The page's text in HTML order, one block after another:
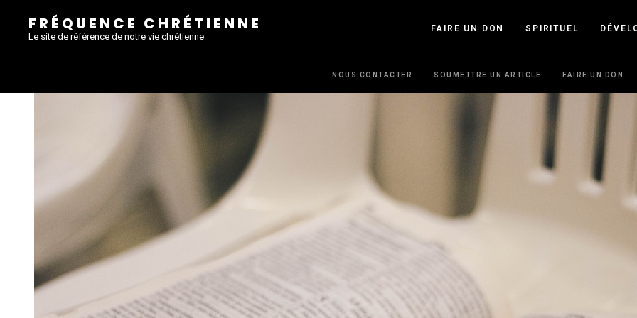
FRÉQUENCE CHRÉTIENNE
Le site de référence de notre vie chrétienne
FAIRE UN DON SPIRITUEL
NOUS CONTACTER SOUMETTRE UN ARTICLE FAIRE UN DON